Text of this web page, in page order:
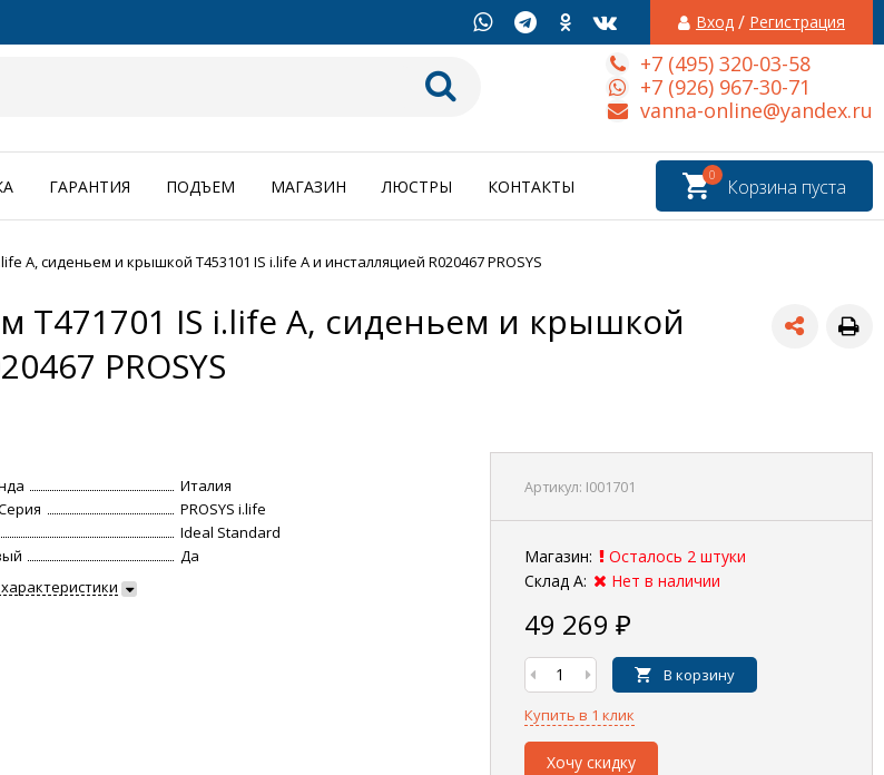
Вход / Регистрация
+7 (495) 320-03-58
+7 (926) 967-30-71
vanna-online@yandex.ru
Корзина пуста
0
ГАРАНТИЯ ПОДЪЕМ МАГАЗИН ЛЮСТРЫ КОНТАКТЫ
A, сиденьем и крышкой T453101 IS i.life A и инсталляцией R020467 PROSYS
T471701 IS i.life A, сиденьем и крышкой
PROSYS
Артикул: I001701
Магазин:
Осталось 2 штуки
Склад А:
Нет в наличии
49 269 ₽
В корзину
Купить в 1 клик
Хочу скидку
Италия
PROSYS i.life
Ideal Standard
Да